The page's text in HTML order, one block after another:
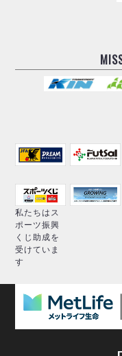
私たちはス
ポーツ振興
くじ助成を
受けていま
す